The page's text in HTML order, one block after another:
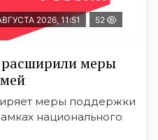
2026, 11:51 52
расширили меры
меры поддержки
национального